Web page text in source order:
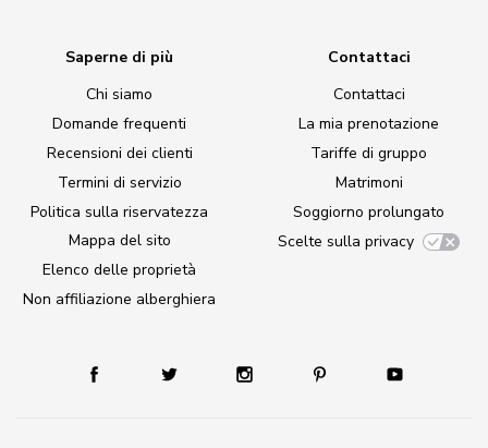
Saperne di più
Chi siamo
Domande frequenti
Recensioni dei clienti
Termini di servizio
Politica sulla riservatezza
Mappa del sito
Elenco delle proprietà
Non affiliazione alberghiera
Contattaci
Contattaci
La mia prenotazione
Tariffe di gruppo
Matrimoni
Soggiorno prolungato
Scelte sulla privacy